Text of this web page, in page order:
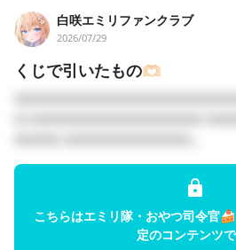
白咲エミリファンクラブ
2026/07/29
くじで引いたもの🫶🏻
こちらはエミリ隊・おやつ司令官
定のコンテンツで